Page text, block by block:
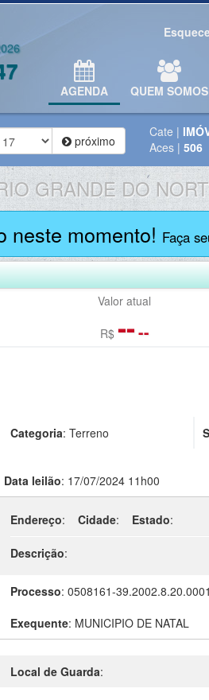
AGENDA QUEM SOMOS
próximo
Cate |
Aces | 506
GRANDE DO
neste momento! Faça
Valor atual
R$ ----
Categoria: Terreno
Data leilão: 17/07/2024 11h00
Endereço: Cidade: Estado:
Descrição:
Processo: 0508161-39.2002.8.20.0001
Exequente: MUNICIPIO DE NATAL
Local de Guarda: